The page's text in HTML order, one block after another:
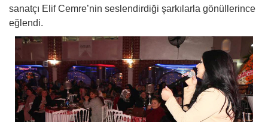
sanatçı Elif Cemre’nin seslendirdiği şarkılarla gönüllerince
eğlendi.